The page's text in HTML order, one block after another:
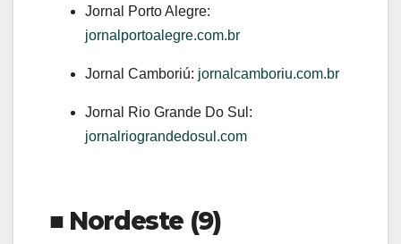
Jornal Porto Alegre:
jornalportoalegre.com.br
Jornal Camboriú: jornalcamboriu.com.br
Jornal Rio Grande Do Sul:
jornalriograndedosul.com
■ Nordeste (9)